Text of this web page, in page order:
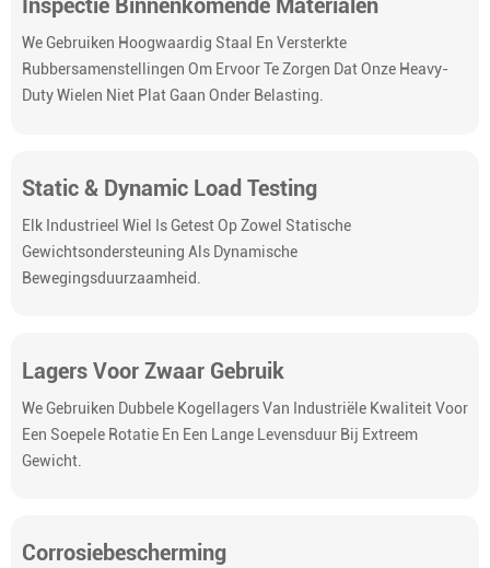
Inspectie Binnenkomende Materialen
We Gebruiken Hoogwaardig Staal En Versterkte
Rubbersamenstellingen Om Ervoor Te Zorgen Dat Onze Heavy-
Duty Wielen Niet Plat Gaan Onder Belasting.
Static & Dynamic Load Testing
Elk Industrieel Wiel Is Getest Op Zowel Statische
Gewichtsondersteuning Als Dynamische
Bewegingsduurzaamheid.
Lagers Voor Zwaar Gebruik
We Gebruiken Dubbele Kogellagers Van Industriële Kwaliteit Voor
Een Soepele Rotatie En Een Lange Levensduur Bij Extreem
Gewicht.
Corrosiebescherming